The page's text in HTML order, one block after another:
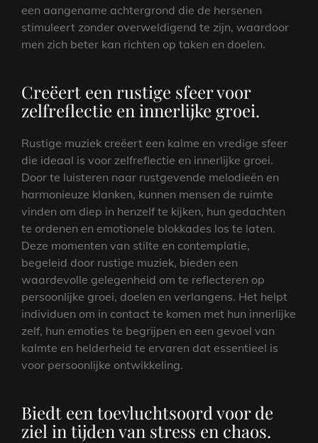
een aangename achtergrond die de hersenen
stimuleert zonder overweldigend te zijn, waardoor
men zich beter kan richten op taken en doelen.
Creëert een rustige sfeer voor
zelfreflectie en innerlijke groei.
Rustige muziek creëert een kalme en vredige sfeer
die ideaal is voor zelfreflectie en innerlijke groei.
Door te luisteren naar rustgevende melodieën en
harmonieuze klanken, kunnen mensen de ruimte
vinden om diep in henzelf te kijken, hun gedachten
te ordenen en emotionele blokkades los te laten.
Deze momenten van stilte en contemplatie,
begeleid door rustige muziek, bieden een
waardevolle gelegenheid om te reflecteren op
persoonlijke groei, doelen en verlangens. Het helpt
individuen om in contact te komen met hun innerlijke
zelf, hun emoties te begrijpen en een gevoel van
kalmte en helderheid te ervaren dat essentieel is
voor persoonlijke ontwikkeling.
Biedt een toevluchtsoord voor de
ziel in tijden van stress en chaos.